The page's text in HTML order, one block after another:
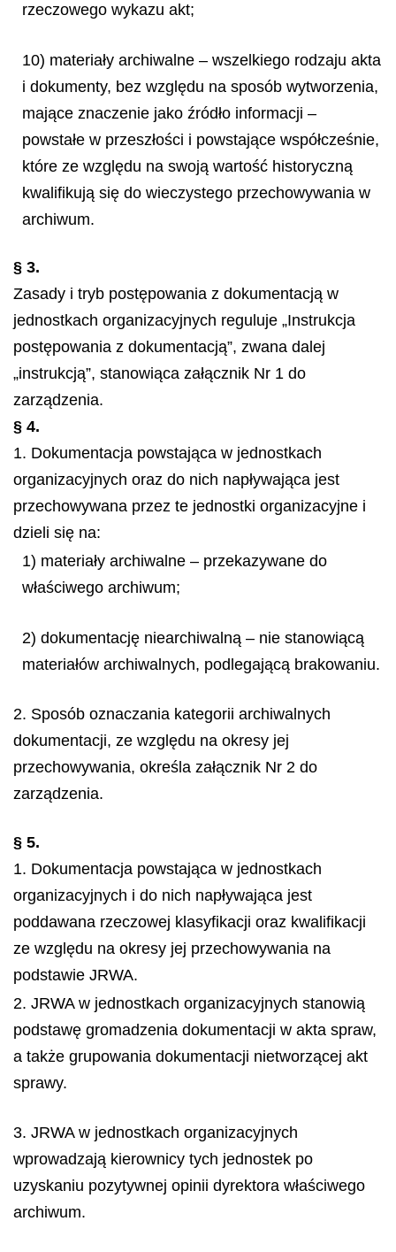
rzeczowego wykazu akt;
10) materiały archiwalne – wszelkiego rodzaju akta
i dokumenty, bez względu na sposób wytworzenia,
mające znaczenie jako źródło informacji –
powstałe w przeszłości i powstające współcześnie,
które ze względu na swoją wartość historyczną
kwalifikują się do wieczystego przechowywania w
archiwum.
§ 3.
Zasady i tryb postępowania z dokumentacją w
jednostkach organizacyjnych reguluje „Instrukcja
postępowania z dokumentacją”, zwana dalej
„instrukcją”, stanowiąca załącznik Nr 1 do
zarządzenia.
§ 4.
1. Dokumentacja powstająca w jednostkach
organizacyjnych oraz do nich napływająca jest
przechowywana przez te jednostki organizacyjne i
dzieli się na:
1) materiały archiwalne – przekazywane do
właściwego archiwum;
2) dokumentację niearchiwalną – nie stanowiącą
materiałów archiwalnych, podlegającą brakowaniu.
2. Sposób oznaczania kategorii archiwalnych
dokumentacji, ze względu na okresy jej
przechowywania, określa załącznik Nr 2 do
zarządzenia.
§ 5.
1. Dokumentacja powstająca w jednostkach
organizacyjnych i do nich napływająca jest
poddawana rzeczowej klasyfikacji oraz kwalifikacji
ze względu na okresy jej przechowywania na
podstawie JRWA.
2. JRWA w jednostkach organizacyjnych stanowią
podstawę gromadzenia dokumentacji w akta spraw,
a także grupowania dokumentacji nietworzącej akt
sprawy.
3. JRWA w jednostkach organizacyjnych
wprowadzają kierownicy tych jednostek po
uzyskaniu pozytywnej opinii dyrektora właściwego
archiwum.